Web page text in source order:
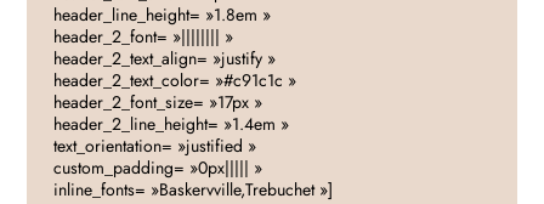
header_line_height= »1.8em »
header_2_font= »|||||||| »
header_2_text_align= »justify »
header_2_text_color= »#c91c1c »
header_2_font_size= »17px »
header_2_line_height= »1.4em »
text_orientation= »justified »
custom_padding= »0px||||| »
inline_fonts= »Baskervville,Trebuchet »]